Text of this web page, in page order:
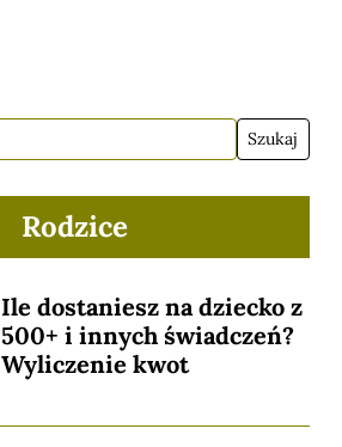
Rodzice
Ile dostaniesz na dziecko z
500+ i innych świadczeń?
Wyliczenie kwot